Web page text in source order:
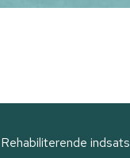
Rehabiliterende indsats